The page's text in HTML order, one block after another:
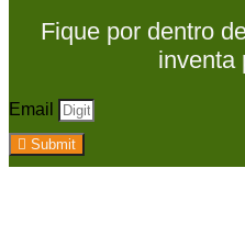
Fique por dentro
inventa
Email
Submit